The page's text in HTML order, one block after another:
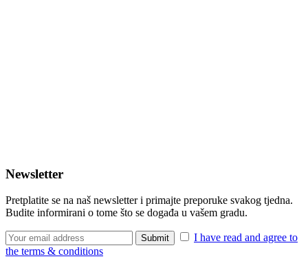
Newsletter
Pretplatite se na naš newsletter i primajte preporuke svakog tjedna.
Budite informirani o tome što se događa u vašem gradu.
I have read and agree to
the terms & conditions